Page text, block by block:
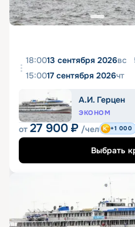
18:0013 сентября 2026вс
15:0017 сентября 2026чт
А.И. Герцен
ЭКОНОМ
от 27 900 ₽ /чел +1 000
Выбрать